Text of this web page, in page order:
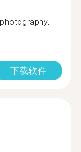
下载软件